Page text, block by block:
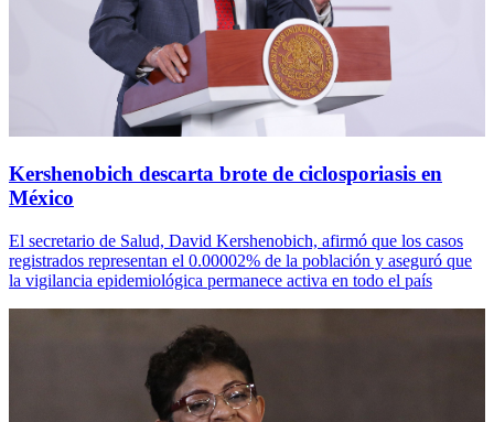
Kershenobich descarta brote de ciclosporiasis en
México
El secretario de Salud, David Kershenobich, afirmó que los casos
registrados representan el 0.00002% de la población y aseguró que
la vigilancia epidemiológica permanece activa en todo el país